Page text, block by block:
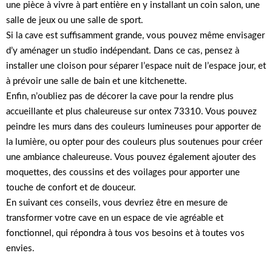
une pièce à vivre à part entière en y installant un coin salon, une
salle de jeux ou une salle de sport.
Si la cave est suffisamment grande, vous pouvez même envisager
d’y aménager un studio indépendant. Dans ce cas, pensez à
installer une cloison pour séparer l’espace nuit de l’espace jour, et
à prévoir une salle de bain et une kitchenette.
Enfin, n’oubliez pas de décorer la cave pour la rendre plus
accueillante et plus chaleureuse sur ontex 73310. Vous pouvez
peindre les murs dans des couleurs lumineuses pour apporter de
la lumière, ou opter pour des couleurs plus soutenues pour créer
une ambiance chaleureuse. Vous pouvez également ajouter des
moquettes, des coussins et des voilages pour apporter une
touche de confort et de douceur.
En suivant ces conseils, vous devriez être en mesure de
transformer votre cave en un espace de vie agréable et
fonctionnel, qui répondra à tous vos besoins et à toutes vos
envies.